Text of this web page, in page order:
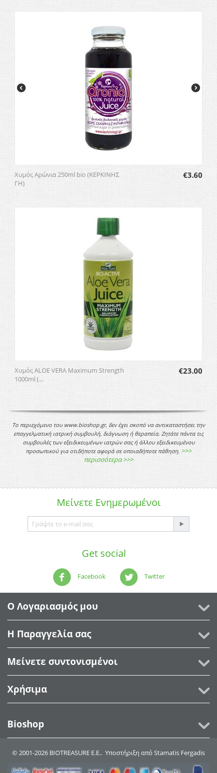
Χυμός Αρώνια 250ml bio (ΚΕΡΚΙΝΗΣ
ΓΗ)
€3.60
Χυμός ALOE VERA Maximum Strength
1000ml (...
€23.00
Το περιεχόμενο του www.bioshop.gr, δεν έχει σκοπό να αντικαταστήσει την
επαγγελματική ιατρική συμβουλή, διάγνωση ή θεραπεία. Ζητάτε πάντα τις
συμβουλές των εξειδικευμένων ιατρών σας ή άλλου εξειδικευμένου
προσωπικού για οτιδήποτε αφορά σε οποιαδήποτε πάθηση. >>>
περισσότερα >>>
Μείνετε Ενημερωμένοι
Get social
Facebook Twitter
Ο Λογαριασμός μου
Η Παραγγελία σας
Μείνετε συντονισμένοι
Χρήσιμα
Bioshop
© 2001-2026 BIOTREASURE Ε.Ε.. Υποστήριξη από Stamatis Fergadis